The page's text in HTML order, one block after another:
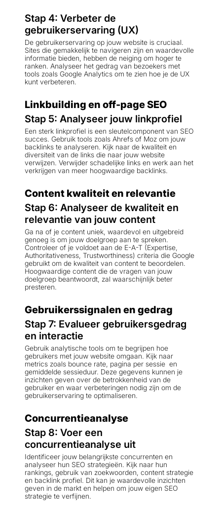
Stap 4: Verbeter de
gebruikerservaring (UX)
De gebruikerservaring op jouw website is cruciaal.
Sites die gemakkelijk te navigeren zijn en waardevolle
informatie bieden, hebben de neiging om hoger te
ranken. Analyseer het gedrag van bezoekers met
tools zoals Google Analytics om te zien hoe je de UX
kunt verbeteren.
Linkbuilding en off-page SEO
Stap 5: Analyseer jouw linkprofiel
Een sterk linkprofiel is een sleutelcomponent van SEO
succes. Gebruik tools zoals Ahrefs of Moz om jouw
backlinks te analyseren. Kijk naar de kwaliteit en
diversiteit van de links die naar jouw website
verwijzen. Verwijder schadelijke links en werk aan het
verkrijgen van meer hoogwaardige backlinks.
Content kwaliteit en relevantie
Stap 6: Analyseer de kwaliteit en
relevantie van jouw content
Ga na of je content uniek, waardevol en uitgebreid
genoeg is om jouw doelgroep aan te spreken.
Controleer of je voldoet aan de E-A-T (Expertise,
Authoritativeness, Trustworthiness) criteria die Google
gebruikt om de kwaliteit van content te beoordelen.
Hoogwaardige content die de vragen van jouw
doelgroep beantwoordt, zal waarschijnlijk beter
presteren.
Gebruikerssignalen en gedrag
Stap 7: Evalueer gebruikersgedrag
en interactie
Gebruik analytische tools om te begrijpen hoe
gebruikers met jouw website omgaan. Kijk naar
metrics zoals bounce rate, pagina per sessie en
gemiddelde sessieduur. Deze gegevens kunnen je
inzichten geven over de betrokkenheid van de
gebruiker en waar verbeteringen nodig zijn om de
gebruikerservaring te optimaliseren.
Concurrentieanalyse
Stap 8: Voer een
concurrentieanalyse uit
Identificeer jouw belangrijkste concurrenten en
analyseer hun SEO strategieën. Kijk naar hun
rankings, gebruik van zoekwoorden, content strategie
en backlink profiel. Dit kan je waardevolle inzichten
geven in de markt en helpen om jouw eigen SEO
strategie te verfijnen.